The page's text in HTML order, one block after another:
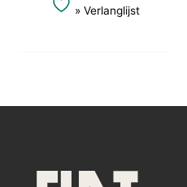
» Verlanglijst